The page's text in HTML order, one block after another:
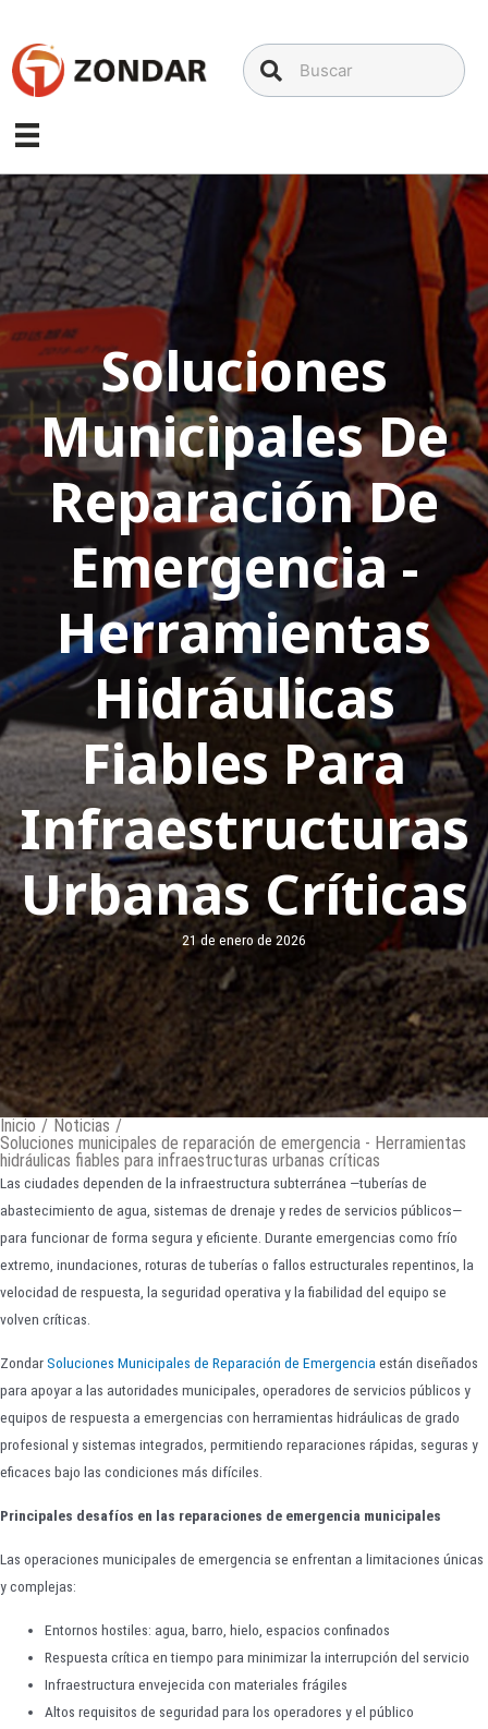
contenido
Soluciones
Municipales De
Reparación De
Emergencia -
Herramientas
Hidráulicas
Fiables Para
Infraestructuras
Urbanas Críticas
21 de enero de 2026
Inicio / Noticias /
Soluciones municipales de reparación de emergencia - Herramientas
hidráulicas fiables para infraestructuras urbanas críticas
Las ciudades dependen de la infraestructura subterránea —tuberías de
abastecimiento de agua, sistemas de drenaje y redes de servicios públicos—
para funcionar de forma segura y eficiente. Durante emergencias como frío
extremo, inundaciones, roturas de tuberías o fallos estructurales repentinos, la
velocidad de respuesta, la seguridad operativa y la fiabilidad del equipo se
volven críticas.
ZondarSoluciones Municipales de Reparación de Emergenciaestán diseñados
para apoyar a las autoridades municipales, operadores de servicios públicos y
equipos de respuesta a emergencias con herramientas hidráulicas de grado
profesional y sistemas integrados, permitiendo reparaciones rápidas, seguras y
eficaces bajo las condiciones más difíciles.
Principales desafíos en las reparaciones de emergencia municipales
Las operaciones municipales de emergencia se enfrentan a limitaciones únicas
y complejas:
Entornos hostiles: agua, barro, hielo, espacios confinados
Respuesta crítica en tiempo para minimizar la interrupción del servicio
Infraestructura envejecida con materiales frágiles
Altos requisitos de seguridad para los operadores y el público